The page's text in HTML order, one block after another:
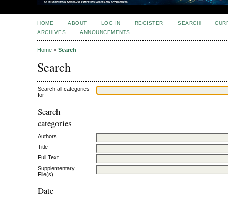
HOME ABOUT LOG IN REGISTER SEARCH
ARCHIVES
ANNOUNCEMENTS
Home > Search
Search
Search all categories
for
Search
categories
Authors
Title
Full Text
Supplementary
File(s)
Date